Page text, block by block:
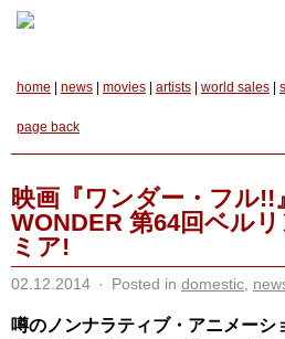
home news movies artists world sales
page back
映画『ワンダー・フル!!
WONDER 第64回ベル
ミア!
02.12.2014 · Posted in domestic
噂のノンナラティブ・アニメーシ